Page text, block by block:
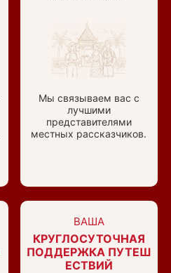
Мы связываем вас с
лучшими
представителями
местных рассказчиков.
ВАША
КРУГЛОСУТОЧНАЯ
ПОДДЕРЖКА ПУТЕШ
ЕСТВИЙ